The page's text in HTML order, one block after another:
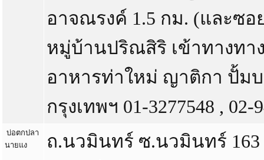
อาจณรงค์ 1.5 กม. (และซ
หมู่บ้านปริณสิริ เข้าทางทา
อาหารท่าใหม่ ญาติกา ปั้ม
กรุงเทพฯ 01-3277548 , 02-
บ่อตกปลา
นายแง
ถ.นวมินทร์ ซ.นวมินทร์